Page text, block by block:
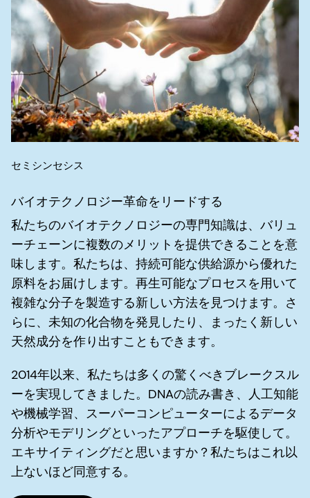
セミシンセシス
バイオテクノロジー革命をリードする
私たちのバイオテクノロジーの専門知識は、バリュ
ーチェーンに複数のメリットを提供できることを意
味します。私たちは、持続可能な供給源から優れた
原料をお届けします。再生可能なプロセスを用いて
複雑な分子を製造する新しい方法を見つけます。さ
らに、未知の化合物を発見したり、まったく新しい
天然成分を作り出すこともできます。
2014年以来、私たちは多くの驚くべきブレークスル
ーを実現してきました。DNAの読み書き、人工知能
や機械学習、スーパーコンピューターによるデータ
分析やモデリングといったアプローチを駆使して。
エキサイティングだと思いますか？私たちはこれ以
上ないほど同意する。